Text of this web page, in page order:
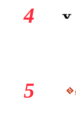
4
5